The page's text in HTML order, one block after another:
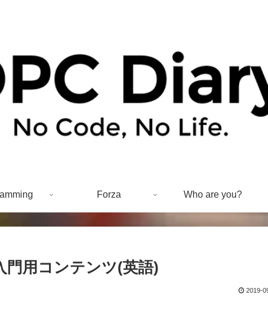
Forza Who are you?
門用コンテンツ(英語)
2019-